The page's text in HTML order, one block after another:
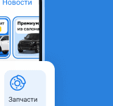
продавец
быть